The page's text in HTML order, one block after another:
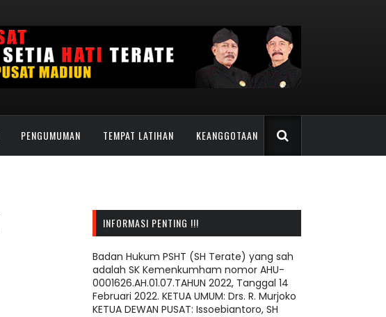
PENGUMUMAN TEMPAT LATIHAN KEANGGOTAAN
INFORMASI PENTING !!!
Badan Hukum PSHT (SH Terate) yang sah
adalah SK Kemenkumham nomor AHU-
0001626.AH.01.07.TAHUN 2022, Tanggal 14
Februari 2022. KETUA UMUM: Drs. R. Murjoko
KETUA DEWAN PUSAT: Issoebiantoro, SH